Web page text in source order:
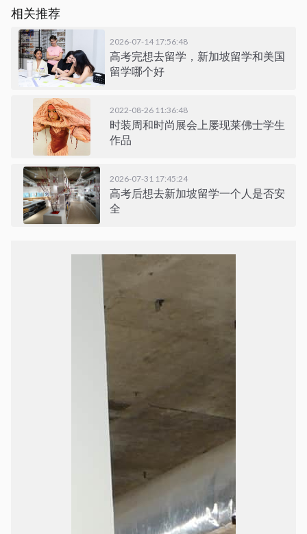
相关推荐
2026-07-14 17:56:48
高考完想去留学，新加坡留学和美国
留学哪个好
2022-08-26 11:36:48
时装周和时尚展会上屡现莱佛士学生
作品
2026-07-31 17:45:24
高考后想去新加坡留学一个人是否安
全